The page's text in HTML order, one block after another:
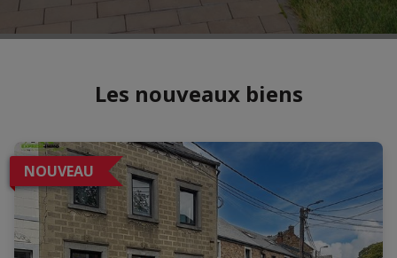
Les nouveaux biens
NOUVEAU